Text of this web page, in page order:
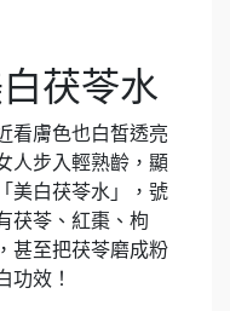
茯苓水
看膚色也白皙透亮
人步入輕熟齡，顯
美白茯苓水」，號
茯苓、紅棗、枸
甚至把茯苓磨成粉
功效！